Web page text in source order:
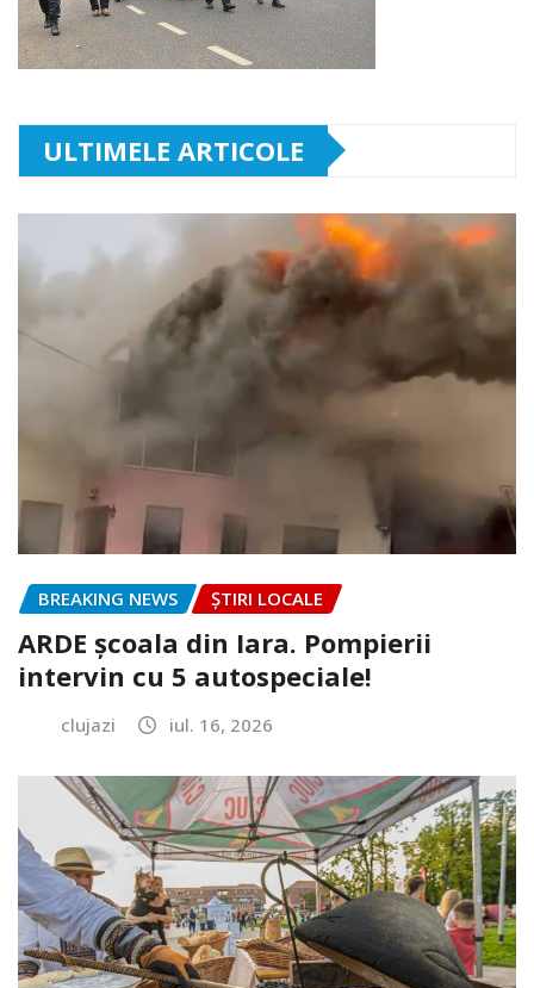
ULTIMELE ARTICOLE
BREAKING NEWS ȘTIRI LOCALE
ARDE școala din Iara. Pompierii
intervin cu 5 autospeciale!
clujazi iul. 16, 2026